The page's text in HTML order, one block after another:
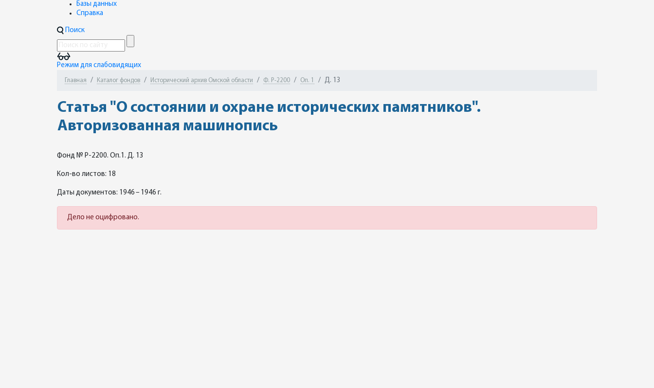
Базы данных
Справка
Поиск
Режим для слабовидящих
Главная Каталог фондов Исторический архив Омской области Ф. Р-2200 Оп. 1 Д. 13
Статья "О состоянии и охране исторических памятников".
Авторизованная машинопись
Фонд № Р-2200. Оп.1. Д. 13
Кол-во листов: 18
Даты документов: 1946 – 1946 г.
Дело не оцифровано.